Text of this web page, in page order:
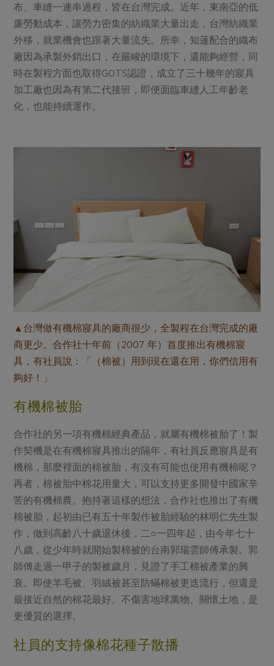
布、車縫一連串過程，皆在台灣完成。近年，東南亞的低
廉勞動成本，讓勞力密集的紡織業大量出走，台灣紡織業
外移，就業機會也跟著大量流失。所幸，知蓮配合的織布
廠因為承製外銷出口，在嚴峻的環境下，還能夠經營，同
時在製程方面也取得GOTS認證，成立了三十幾年的寢具
加工廠也因為有第二代接班，即便面臨車縫人工年齡老
化，也能持續運作。
▲台灣做有機棉寢具的廠商很少，全製程在台灣完成的廠
商更少。合作社十年前（2007 年）首度推出有機棉寢
具，有社員說：「（棉被）用到現在還在用，你們信用有
夠好！」
有機棉被胎
合作社的另一項有機棉經典產品，就屬有機棉被胎了！製
作契機是在有機棉寢具推出的隔年，有社員反應寢具是有
機棉，那麼裡面的棉被胎，有沒有可能也使用有機棉呢？
再者，棉被胎中棉花用量大，可以支持更多開發中國家辛
苦的有機棉農。抱持著這樣的想法，合作社也推出了有機
棉被胎，起初由已有五十年製作被胎經驗的林明仁先生製
作，做到高齡八十歲退休後，二○一四年起，由今年七十
八歲，從少年時就開始製棉被的台南郭瑞雲師傅承製。郭
師傅走過一甲子的製被歲月，見證了手工棉被產業的興
衰。即使羊毛被、羽絨被甚至防蟎棉被更迭流行，但還是
最接近自然的棉花最好。不傷害地球萬物、關懷土地，是
更優質的選擇。
社員的支持像棉花種子散播